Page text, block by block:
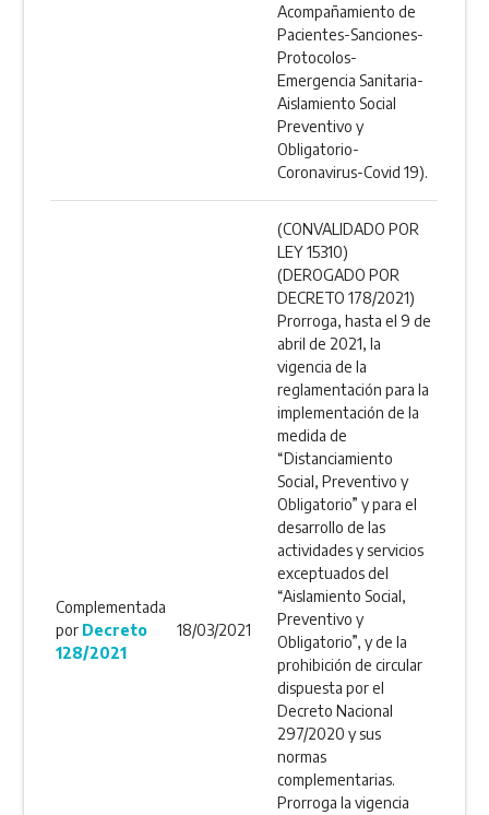
Acompañamiento de
Pacientes-Sanciones-
Protocolos-
Emergencia Sanitaria-
Aislamiento Social
Preventivo y
Obligatorio-
Coronavirus-Covid 19).
Complementada
por Decreto
128/2021
18/03/2021
(CONVALIDADO POR
LEY 15310)
(DEROGADO POR
DECRETO 178/2021)
Prorroga, hasta el 9 de
abril de 2021, la
vigencia de la
reglamentación para la
implementación de la
medida de
“Distanciamiento
Social, Preventivo y
Obligatorio” y para el
desarrollo de las
actividades y servicios
exceptuados del
“Aislamiento Social,
Preventivo y
Obligatorio”, y de la
prohibición de circular
dispuesta por el
Decreto Nacional
297/2020 y sus
normas
complementarias.
Prorroga la vigencia